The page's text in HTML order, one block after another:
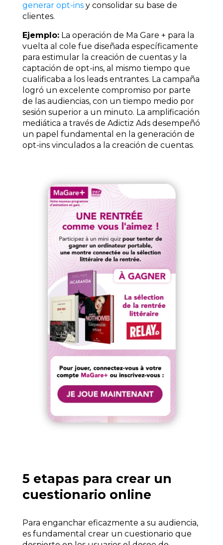
generar opt-insy consolidar su base de
clientes.
Ejemplo:La operación de Ma Gare + para la
vuelta al cole fue diseñada específicamente
para estimular la creación de cuentas y la
captación de opt-ins, al mismo tiempo que
cualificaba a los leads entrantes. La campaña
logró un excelente compromiso por parte
de las audiencias, con un tiempo medio por
sesión superior a un minuto. La amplificación
mediática a través de Adictiz Ads desempeñó
un papel fundamental en la generación de
opt-ins vinculados a la creación de cuentas.
5 etapas para crear un
cuestionario online
Para enganchar eficazmente a su audiencia,
es fundamental crear un cuestionario que